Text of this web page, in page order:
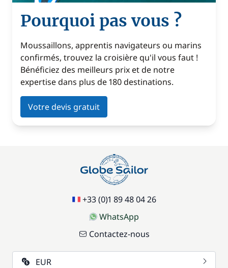
Pourquoi pas vous ?
Moussaillons, apprentis navigateurs ou marins
confirmés, trouvez la croisière qu'il vous faut !
Bénéficiez des meilleurs prix et de notre
expertise dans plus de 180 destinations.
Votre devis gratuit
+33 (0)1 89 48 04 26
WhatsApp
Contactez-nous
EUR